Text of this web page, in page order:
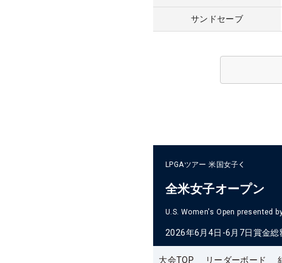
サンドセーブ
LPGAツアー 米国女子
全米女子オープン
U.S. Women's Open presented
2026年6月4日-6月7日賞金総
大会TOP リーダーボード